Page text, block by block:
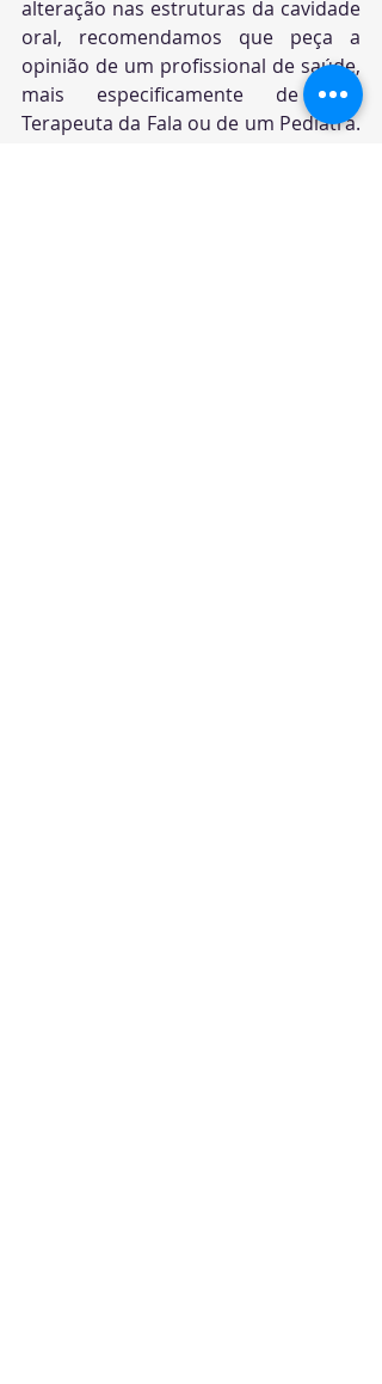
alteração nas estruturas da cavidade
oral, recomendamos que peça a
opinião de um profissional de saúde,
mais especificamente de um
Terapeuta da Fala ou de um Pediatra.